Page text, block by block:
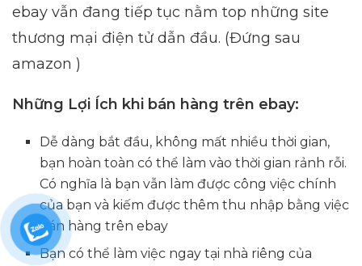
ebay vẫn đang tiếp tục nằm top những site
thương mại điện tử dẫn đầu. (Đứng sau
amazon )
Những Lợi Ích khi bán hàng trên ebay:
Dễ dàng bắt đầu, không mất nhiều thời gian,
bạn hoàn toàn có thể làm vào thời gian rảnh rỗi.
Có nghĩa là bạn vẫn làm được công việc chính
của bạn và kiếm được thêm thu nhập bằng việc
bán hàng trên ebay
Bạn có thể làm việc ngay tại nhà riêng của